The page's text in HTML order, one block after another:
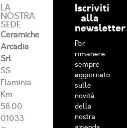
LA
NOSTRA
SEDE
Ceramiche
Arcadia
Srl
SS
Flaminia
Km
58.00
01033
Iscriviti
alla
newsletter
Per
rimanere
sempre
aggiornato
sulle
novità
della
nostra